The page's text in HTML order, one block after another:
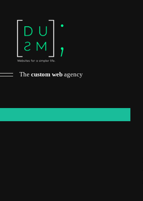
Thecustom web agency